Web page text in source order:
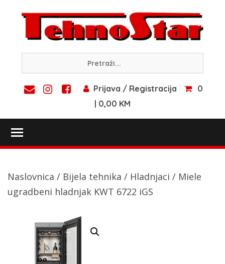
content
Prijava / Registracija
0
| 0,00 KM
Naslovnica / Bijela tehnika / Hladnjaci / Miele
ugradbeni hladnjak KWT 6722 iGS